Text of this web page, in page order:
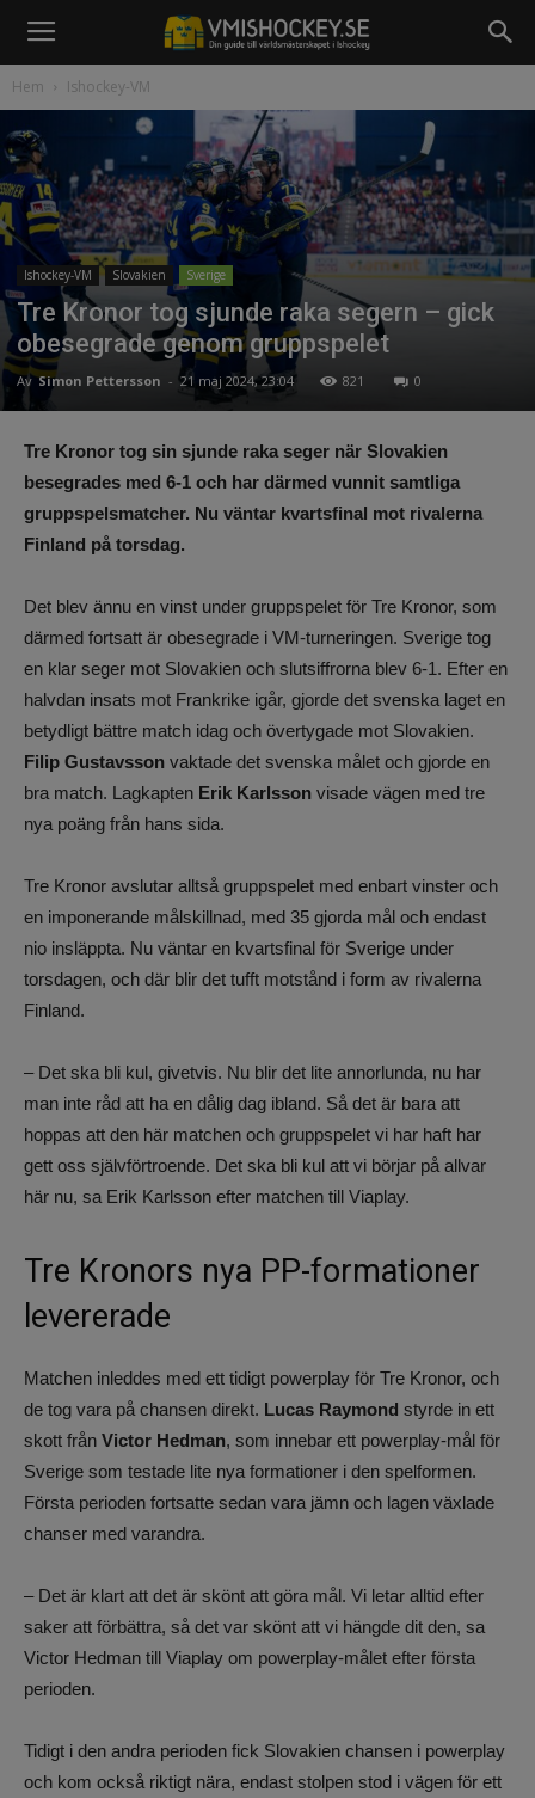
Hem Ishockey-VM
Ishockey-VM Slovakien Sverige
Tre Kronor tog sjunde raka segern – gick
obesegrade genom gruppspelet
Av Simon Pettersson - 21 maj 2024, 23:04 821 0
Tre Kronor tog sin sjunde raka seger när Slovakien
besegrades med 6-1 och har därmed vunnit samtliga
gruppspelsmatcher. Nu väntar kvartsfinal mot rivalerna
Finland på torsdag.
Det blev ännu en vinst under gruppspelet för Tre Kronor, som
därmed fortsatt är obesegrade i VM-turneringen. Sverige tog
en klar seger mot Slovakien och slutsiffrorna blev 6-1. Efter en
halvdan insats mot Frankrike igår, gjorde det svenska laget en
betydligt bättre match idag och övertygade mot Slovakien.
Filip Gustavsson vaktade det svenska målet och gjorde en
bra match. Lagkapten Erik Karlsson visade vägen med tre
nya poäng från hans sida.
Tre Kronor avslutar alltså gruppspelet med enbart vinster och
en imponerande målskillnad, med 35 gjorda mål och endast
nio insläppta. Nu väntar en kvartsfinal för Sverige under
torsdagen, och där blir det tufft motstånd i form av rivalerna
Finland.
– Det ska bli kul, givetvis. Nu blir det lite annorlunda, nu har
man inte råd att ha en dålig dag ibland. Så det är bara att
hoppas att den här matchen och gruppspelet vi har haft har
gett oss självförtroende. Det ska bli kul att vi börjar på allvar
här nu, sa Erik Karlsson efter matchen till Viaplay.
Tre Kronors nya PP-formationer
levererade
Matchen inleddes med ett tidigt powerplay för Tre Kronor, och
de tog vara på chansen direkt. Lucas Raymond styrde in ett
skott från Victor Hedman, som innebar ett powerplay-mål för
Sverige som testade lite nya formationer i den spelformen.
Första perioden fortsatte sedan vara jämn och lagen växlade
chanser med varandra.
– Det är klart att det är skönt att göra mål. Vi letar alltid efter
saker att förbättra, så det var skönt att vi hängde dit den, sa
Victor Hedman till Viaplay om powerplay-målet efter första
perioden.
Tidigt i den andra perioden fick Slovakien chansen i powerplay
och kom också riktigt nära, endast stolpen stod i vägen för ett